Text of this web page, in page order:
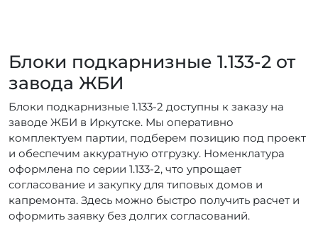
Блоки подкарнизные 1.133-2 от
завода ЖБИ
Блоки подкарнизные 1.133-2 доступны к заказу на
заводе ЖБИ в Иркутске. Мы оперативно
комплектуем партии, подберем позицию под проект
и обеспечим аккуратную отгрузку. Номенклатура
оформлена по серии 1.133-2, что упрощает
согласование и закупку для типовых домов и
капремонта. Здесь можно быстро получить расчет и
оформить заявку без долгих согласований.